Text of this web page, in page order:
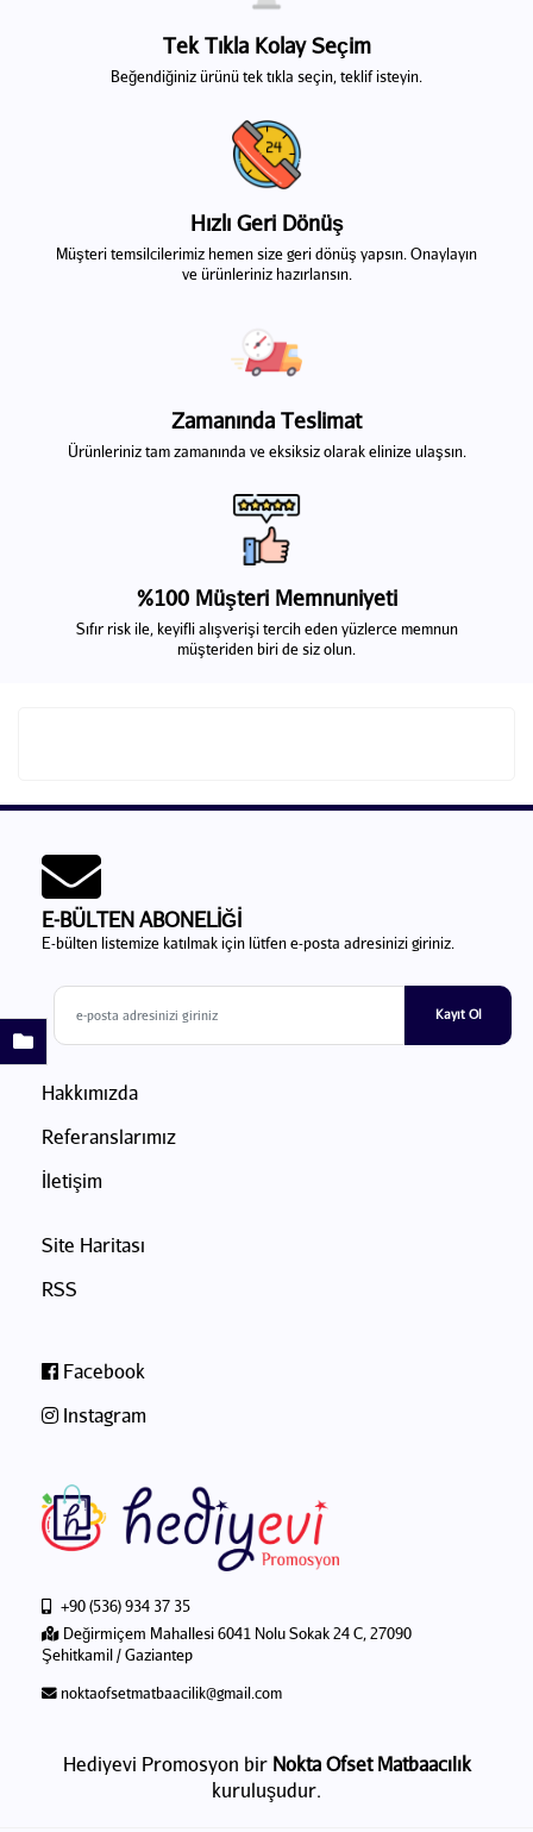
Tek Tıkla Kolay Seçim
Beğendiğiniz ürünü tek tıkla seçin, teklif isteyin.
Hızlı Geri Dönüş
Müşteri temsilcilerimiz hemen size geri dönüş yapsın. Onaylayın
ve ürünleriniz hazırlansın.
Zamanında Teslimat
Ürünleriniz tam zamanında ve eksiksiz olarak elinize ulaşsın.
%100 Müşteri Memnuniyeti
Sıfır risk ile, keyifli alışverişi tercih eden yüzlerce memnun
müşteriden biri de siz olun.
E-BÜLTEN ABONELİĞİ
E-bülten listemize katılmak için lütfen e-posta adresinizi giriniz.
Kayıt Ol
Hakkımızda
Referanslarımız
İletişim
Site Haritası
RSS
Facebook
Instagram
+90 (536) 934 37 35
Değirmiçem Mahallesi 6041 Nolu Sokak 24 C, 27090
Şehitkamil / Gaziantep
noktaofsetmatbaacilik@gmail.com
Hediyevi Promosyon bir Nokta Ofset Matbaacılık
kuruluşudur.